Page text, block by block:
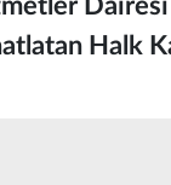
Dairesi
Halk